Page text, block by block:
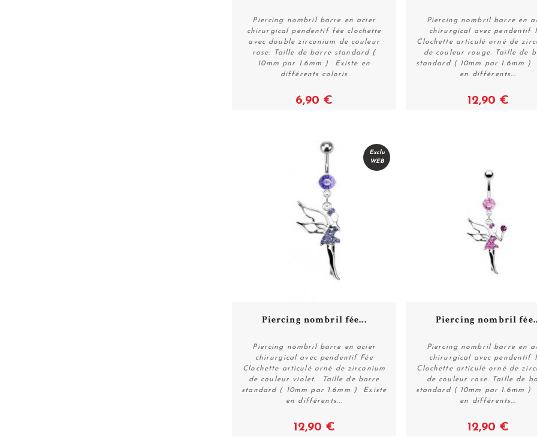
Voir
Piercing nombril barre en acier
chirurgical pendentif fée clochette
avec double zirconium de couleur
rose. Taille de barre standard (
10mm par 1.6mm ) Existe en
différents coloris
6,90 €
Voir
Piercing nombril barre en
chirurgical avec pendentif
Clochette articulé orné de
de couleur rouge. Taille de
standard ( 10mm par 1.6mm )
en différents...
12,90 €
Voir
Exclu
WEB
Piercing nombril fée...
Piercing nombril barre en acier
chirurgical avec pendentif Fée
Clochette articulé orné de zirconium
de couleur violet. Taille de barre
standard ( 10mm par 1.6mm ) Existe
en différents...
12,90 €
Voir
Piercing nombril
Piercing nombril barre en
chirurgical avec pendentif
Clochette articulé orné de
de couleur rose. Taille de
standard ( 10mm par 1.6mm )
en différents...
12,90 €